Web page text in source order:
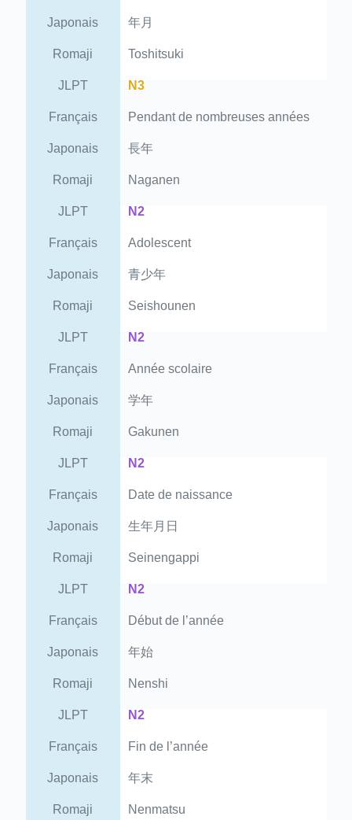
Japonais 年月
Romaji Toshitsuki
JLPT N3
Français Pendant de nombreuses années
Japonais 長年
Romaji Naganen
JLPT N2
Français Adolescent
Japonais 青少年
Romaji Seishounen
JLPT N2
Français Année scolaire
Japonais 学年
Romaji Gakunen
JLPT N2
Français Date de naissance
Japonais 生年月日
Romaji Seinengappi
JLPT N2
Français Début de l’année
Japonais 年始
Romaji Nenshi
JLPT N2
Français Fin de l’année
Japonais 年末
Romaji Nenmatsu